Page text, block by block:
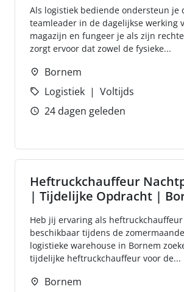
Als logistiek bediende ondersteun je
teamleader in de dagelijkse werking
magazijn en fungeer je als zijn
zorgt ervoor dat zowel de fysieke...
Bornem
Logistiek
Voltijds
24 dagen geleden
Heftruckchauffeur
| Tijdelijke Opdracht |
Heb jij ervaring als
beschikbaar tijdens de
logistieke warehouse in Bornem
tijdelijke heftruckchauffeur voor de...
Bornem